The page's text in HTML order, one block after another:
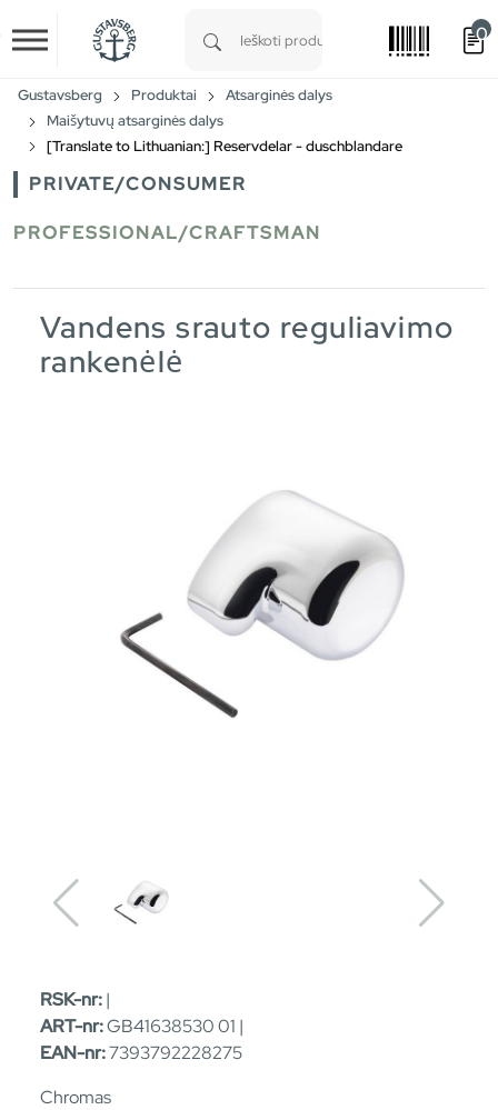
Skip to main content
0
Gustavsberg Produktai
Atsarginės dalys
Maišytuvų atsarginės dalys
[Translate to Lithuanian:] Reservdelar - duschblandare
PRIVATE/CONSUMER
PROFESSIONAL/CRAFTSMAN
Vandens srauto reguliavimo
rankenėlė
RSK-nr:|
ART-nr:GB41638530 01 |
EAN-nr:7393792228275
Chromas